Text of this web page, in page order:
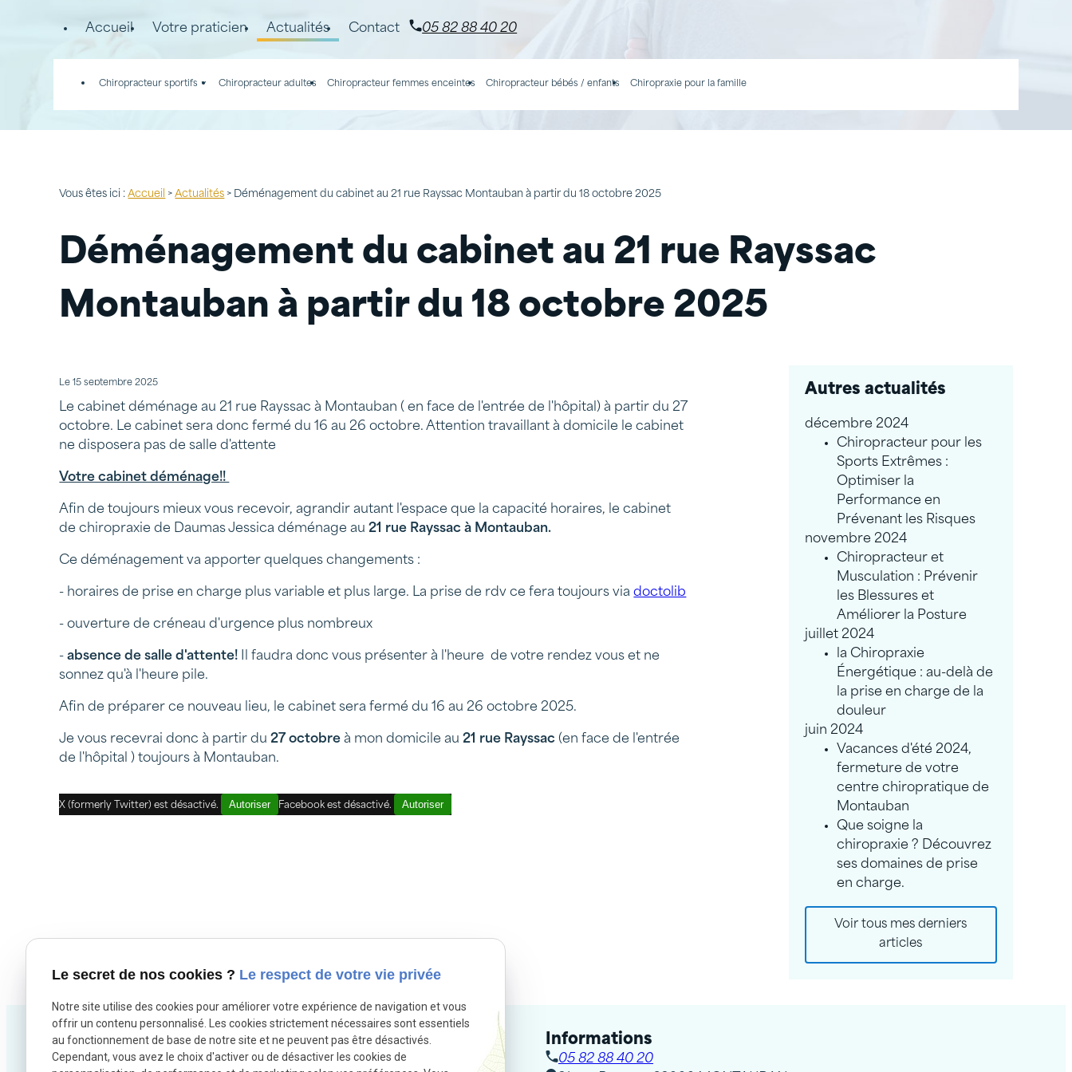
Accueil Votre praticien Actualités Contact 05 82 88 40 20
Chiropracteur sportifs Chiropracteur adultes Chiropracteur femmes enceintes Chiropracteur bébés / enfants Chiropraxie pour la famille
Vous êtes ici : Accueil >Actualités > Déménagement du cabinet au 21 rue Rayssac Montauban à partir du 18 octobre 2025
Déménagement du cabinet au 21 rue Rayssac
Montauban à partir du 18 octobre 2025
Le15 septembre 2025
Le cabinet déménage au 21 rue Rayssac à Montauban ( en face de l'entrée de l'hôpital) à partir du 27
octobre. Le cabinet sera donc fermé du 16 au 26 octobre. Attention travaillant à domicile le cabinet
ne disposera pas de salle d'attente
Votre cabinet déménage!!
Afin de toujours mieux vous recevoir, agrandir autant l'espace que la capacité horaires, le cabinet
de chiropraxie de Daumas Jessica déménage au21 rue Rayssac à Montauban.
Ce déménagement va apporter quelques changements :
- horaires de prise en charge plus variable et plus large. La prise de rdv ce fera toujours viadoctolib
- ouverture de créneau d'urgence plus nombreux
-absence de salle d'attente! Il faudra donc vous présenter à l'heure de votre rendez vous et ne
sonnez qu'à l'heure pile.
Afin de préparer ce nouveau lieu, le cabinet sera fermé du 16 au 26 octobre 2025.
Je vous recevrai donc à partir du27 octobre à mon domicile au21 rue Rayssac (en face de l'entrée
de l'hôpital ) toujours à Montauban.
X (formerly Twitter) est désactivé. Autoriser Facebook est désactivé. Autoriser
Autres actualités
décembre 2024
Chiropracteur pour les
Sports Extrêmes :
Optimiser la
Performance en
Prévenant les Risques
novembre 2024
Chiropracteur et
Musculation : Prévenir
les Blessures et
Améliorer la Posture
juillet 2024
la Chiropraxie
Énergétique : au-delà de
la prise en charge de la
douleur
juin 2024
Vacances d'été 2024,
fermeture de votre
centre chiropratique de
Montauban
Que soigne la
chiropraxie ? Découvrez
ses domaines de prise
en charge.
Voir tous mes derniers
articles
Informations
05 82 88 40 20
Le secret de nos cookies ? Le respect de votre vie privée
Notre site utilise des cookies pour améliorer votre expérience de navigation et vous
offrir un contenu personnalisé. Les cookies strictement nécessaires sont essentiels
au fonctionnement de base de notre site et ne peuvent pas être désactivés.
Cependant, vous avez le choix d'activer ou de désactiver les cookies de